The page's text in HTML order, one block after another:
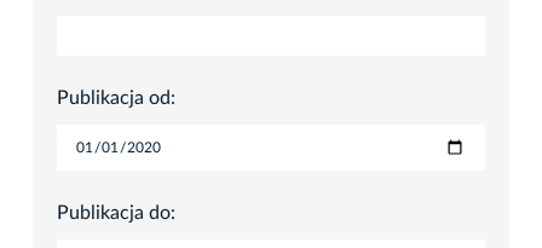
Publikacja od:
Publikacja do: